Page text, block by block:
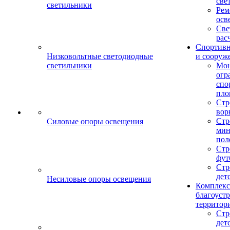
светильники
Низковольтные светодиодные
светильники
Силовые опоры освещения
Несиловые опоры освещения
и